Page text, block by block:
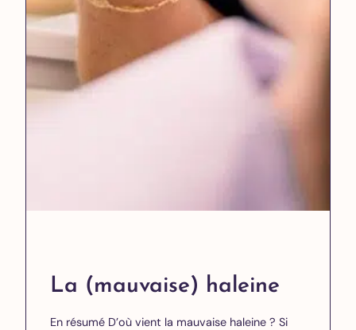
La (mauvaise) haleine
En résumé D’où vient la mauvaise haleine ? Si